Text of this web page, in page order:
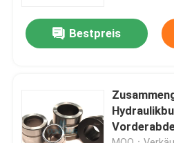
Fordern Sie ein Zitat
Hydraulischer Felsen-
Bagger-hydraulischer
Bestpreis